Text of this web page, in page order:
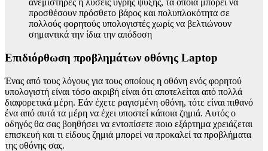
ανεμιστήρες ή λύσεις υγρής ψύξης, τα οποία μπορεί να
προσθέσουν πρόσθετο βάρος και πολυπλοκότητα σε
πολλούς φορητούς υπολογιστές χωρίς να βελτιώνουν
σημαντικά την ίδια την απόδοση
Επιδιόρθωση προβλημάτων οθόνης Laptop
Ένας από τους λόγους για τους οποίους η οθόνη ενός φορητού
υπολογιστή είναι τόσο ακριβή είναι ότι αποτελείται από πολλά
διαφορετικά μέρη. Εάν έχετε ραγισμένη οθόνη, τότε είναι πιθανό
ένα από αυτά τα μέρη να έχει υποστεί κάποια ζημιά. Αυτός ο
οδηγός θα σας βοηθήσει να εντοπίσετε ποιο εξάρτημα χρειάζεται
επισκευή και τι είδους ζημιά μπορεί να προκαλεί τα προβλήματα
της οθόνης σας.